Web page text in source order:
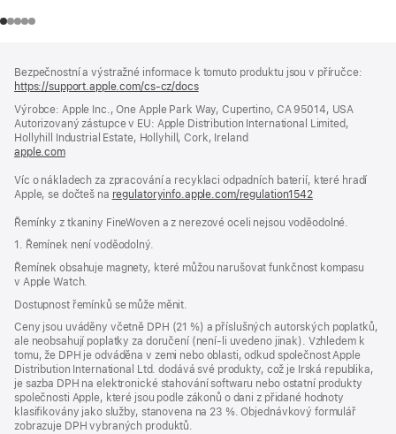
Bezpečnostní a výstražné informace k tomuto produktu jsou v příručce:
https://support.apple.com/cs-cz/docs(otevře
v novém
okně)
Výrobce: Apple Inc., One Apple Park Way, Cupertino, CA 95014, USA
Autorizovaný zástupce v EU: Apple Distribution International Limited,
Hollyhill Industrial Estate, Hollyhill, Cork, Ireland
apple.com(otevře
v novém
okně)
Víc o nákladech za zpracování a recyklaci odpadních baterií, které hradí
Apple, se dočteš na regulatoryinfo.apple.com/regulation1542(otevře
v novém
Řemínky z tkaniny FineWoven a z nerezové oceli nejsou voděodolné.
1. Řemínek není voděodolný.
Řemínek obsahuje magnety, které můžou narušovat funkčnost kompasu
v Apple Watch.
Dostupnost řemínků se může měnit.
Ceny jsou uváděny včetně DPH (21 %) a příslušných autorských poplatků,
ale neobsahují poplatky za doručení (není-li uvedeno jinak). Vzhledem k
tomu, že DPH je odváděna v zemi nebo oblasti, odkud společnost Apple
Distribution International Ltd. dodává své produkty, což je Irská republika,
je sazba DPH na elektronické stahování softwaru nebo ostatní produkty
společnosti Apple, které jsou podle zákonů o dani z přidané hodnoty
klasifikovány jako služby, stanovena na 23 %. Objednávkový formulář
zobrazuje DPH vybraných produktů.